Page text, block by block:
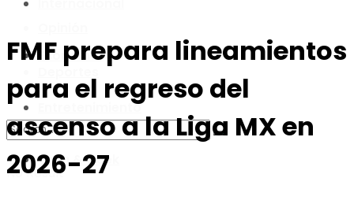
Deportes
No Result
Economía
Entretenimiento
Tech & Geek
FMF prepara lineamientos
para el regreso del
ascenso a la Liga MX en
2026-27